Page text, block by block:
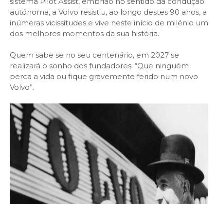
autónoma, a Volvo resistiu, ao longo destes 90 anos, a
inúmeras vicissitudes e vive neste início de milénio um
dos melhores momentos da sua história.
Quem sabe se no seu centenário, em 2027 se
realizará o sonho dos fundadores: “Que ninguém
perca a vida ou fique gravemente ferido num novo
Volvo”.